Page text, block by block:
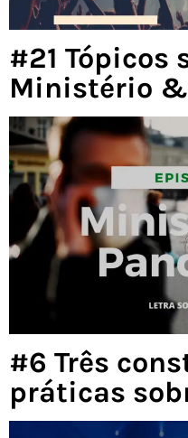
#21 Tópicos
Ministério
#6 Três
práticas